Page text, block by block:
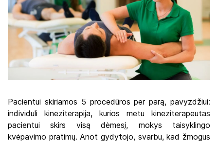
Pacientui skiriamos 5 procedūros per parą, pavyzdžiui:
individuli kineziterapija, kurios metu kineziterapeutas
pacientui skirs visą dėmesį, mokys taisyklingo
kvėpavimo pratimų. Anot gydytojo, svarbu, kad žmogus